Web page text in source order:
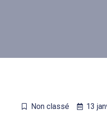
Non classé 13